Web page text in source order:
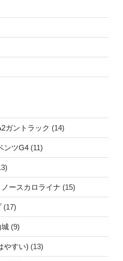
ントラック (14)
ツG4 (11)
ースカロライナ (15)
(17)
(9)
すい) (13)